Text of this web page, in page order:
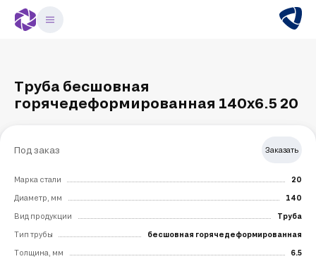
Труба бесшовная
горячедеформированная 140х6.5 20
Под заказ Заказать
Марка стали 20
Диаметр, мм 140
Вид продукции Труба
Тип трубы бесшовная горячедеформированная
Толщина, мм 6.5